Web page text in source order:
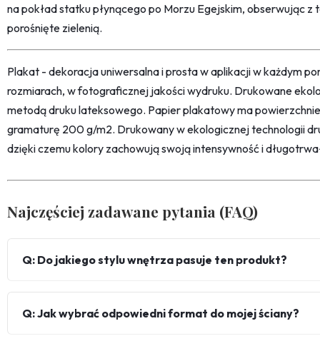
na pokład statku płynącego po Morzu Egejskim, obserwując
porośnięte zielenią.
Plakat - dekoracja uniwersalna i prosta w aplikacji w każdym
rozmiarach, w fotograficznej jakości wydruku. Drukowane
metodą druku lateksowego. Papier plakatowy ma
gramaturę 200 g/m2. Drukowany w ekologicznej technologii
dzięki czemu kolory zachowują swoją intensywność i
Najczęściej zadawane pytania (FAQ)
Q: Do jakiego stylu wnętrza pasuje ten produkt?
Q: Jak wybrać odpowiedni format do mojej ściany?